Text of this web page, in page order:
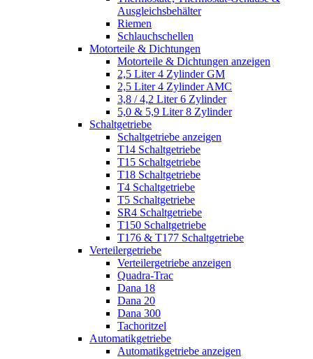
Ausgleichsbehälter
Riemen
Schlauchschellen
Motorteile & Dichtungen
Motorteile & Dichtungen anzeigen
2,5 Liter 4 Zylinder GM
2,5 Liter 4 Zylinder AMC
3,8 / 4,2 Liter 6 Zylinder
5,0 & 5,9 Liter 8 Zylinder
Schaltgetriebe
Schaltgetriebe anzeigen
T14 Schaltgetriebe
T15 Schaltgetriebe
T18 Schaltgetriebe
T4 Schaltgetriebe
T5 Schaltgetriebe
SR4 Schaltgetriebe
T150 Schaltgetriebe
T176 & T177 Schaltgetriebe
Verteilergetriebe
Verteilergetriebe anzeigen
Quadra-Trac
Dana 18
Dana 20
Dana 300
Tachoritzel
Automatikgetriebe
Automatikgetriebe anzeigen